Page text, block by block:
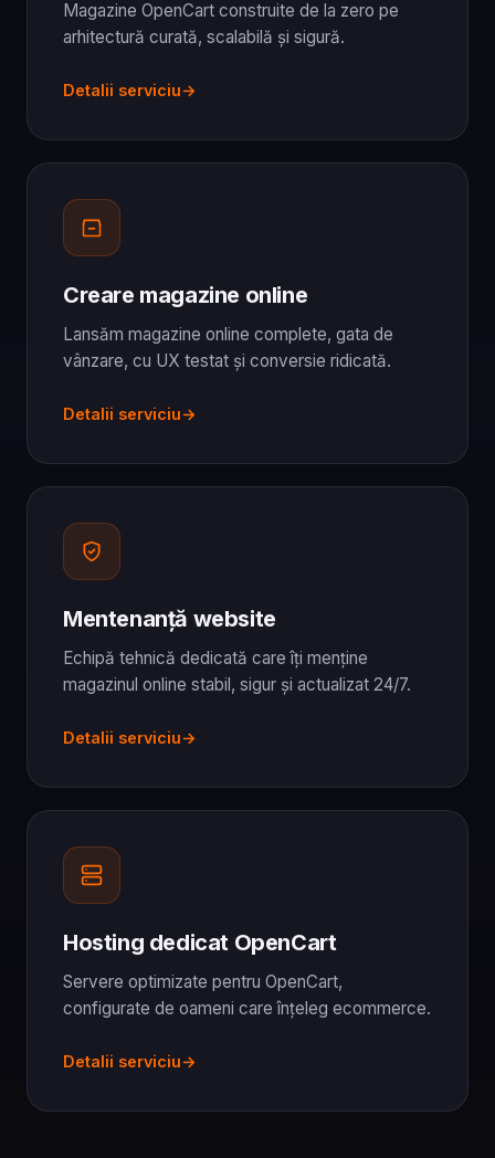
Magazine OpenCart construite de la zero pe
arhitectură curată, scalabilă și sigură.
Detalii serviciu
Creare magazine online
Lansăm magazine online complete, gata de
vânzare, cu UX testat și conversie ridicată.
Detalii serviciu
Mentenanță website
Echipă tehnică dedicată care îți menține
magazinul online stabil, sigur și actualizat 24/7.
Detalii serviciu
Hosting dedicat OpenCart
Servere optimizate pentru OpenCart,
configurate de oameni care înțeleg ecommerce.
Detalii serviciu